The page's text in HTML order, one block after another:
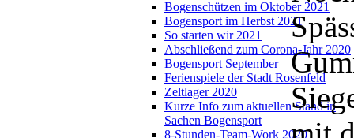
Bogenschützen im Oktober 2021
Bogensport im Herbst 2021
So starten wir 2021
Abschließend zum Corona-Jahr 2020
Bogensport September
Ferienspiele der Stadt Rosenfeld
Zeltlager 2020
Kurze Info zum aktuellen Stand in
Sachen Bogensport
8-Stunden-Team-Work 2020